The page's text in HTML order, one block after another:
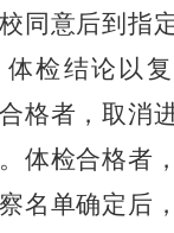
同意后到指
检结论以
格者，取消
体检合格者
名单确定后